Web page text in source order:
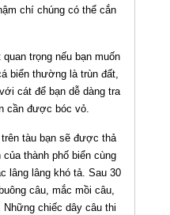
chí chúng có thể cắn
trọng nếu bạn muốn
biển thường là trùn đất,
cát để bạn dễ dàng tra
cần được bóc vỏ.
tàu bạn sẽ được thả
của thành phố biển cùng
lâng lâng khó tả. Sau 30
câu, mắc mồi câu,
chiếc dây câu thi